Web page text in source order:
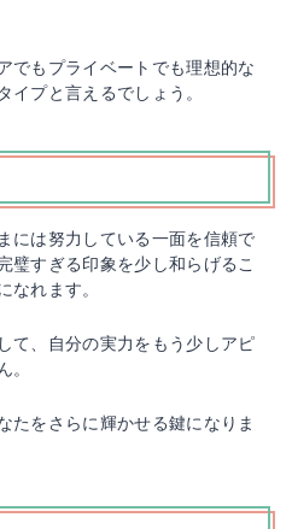
でもプライベートでも理想的な
イプと言えるでしょう。
には努力している一面を信頼で
璧すぎる印象を少し和らげるこ
なれます。
て、自分の実力をもう少しアピ
。
たをさらに輝かせる鍵になりま